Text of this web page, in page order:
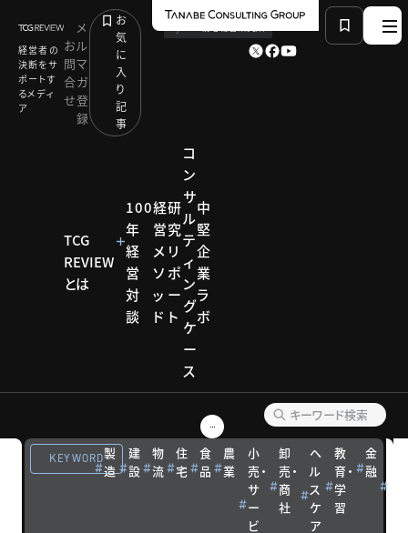
経営者の
決断をサ
ポートす
るメディ
ア
お
問
合
せ
メ
ル
マ
ガ
登
録
お
気
に
入
り
記
事
TCG
REVIEW
とは
100
年
経
営
対
談
経
営
メ
ソ
ッ
ド
研
究
リ
ポ
ー
ト
コ
ン
サ
ル
テ
ィ
ン
グ
ケ
ー
ス
中
堅
企
業
ラ
ボ
KEYWORD製
造
建
設
物
流
住
宅
食
品
農
業
小
売・
サ
ー
ビ
卸
売・
商
社
ヘ
ル
ス
ケ
ア
教
育・
学
習
金
融
モデル企業
循環型の価値創造モデルで14期連続増収するエフピ
コ
モデル企業
モデル
企業
優れた経営戦
略を実践する